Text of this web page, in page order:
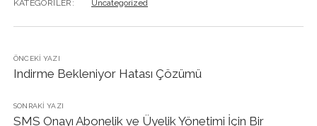
KATEGORILER: Uncategorized
ÖNCEKI YAZI
Indirme Bekleniyor Hatası Çözümü
SONRAKI YAZI
SMS Onayı Abonelik ve Üyelik Yönetimi İçin Bir